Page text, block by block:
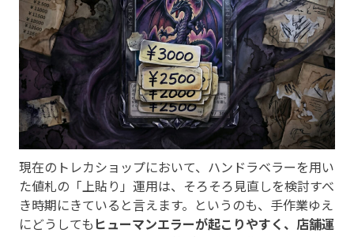
現在のトレカショップにおいて、ハンドラベラーを用い
た値札の「上貼り」運用は、そろそろ見直しを検討すべ
き時期にきていると言えます。というのも、手作業ゆえ
にどうしてもヒューマンエラーが起こりやすく、店舗運